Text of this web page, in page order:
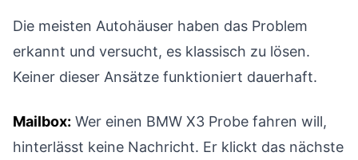
Die meisten Autohäuser haben das Problem
erkannt und versucht, es klassisch zu lösen.
Keiner dieser Ansätze funktioniert dauerhaft.
Mailbox: Wer einen BMW X3 Probe fahren will,
hinterlässt keine Nachricht. Er klickt das nächste